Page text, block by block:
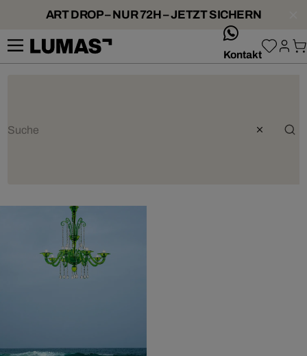
ART DROP – NUR 72H – JETZT SICHERN
Kontakt